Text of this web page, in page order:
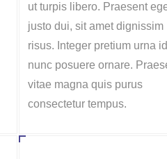
ut turpis libero. Praesent
justo dui, sit amet dignissim
risus. Integer pretium urna id
nunc posuere ornare.
vitae magna quis purus
consectetur tempus.